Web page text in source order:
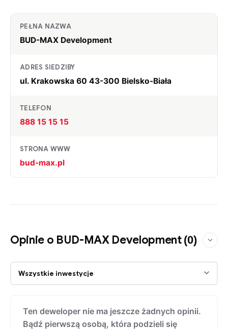
PEŁNA NAZWA
BUD-MAX Development
ADRES SIEDZIBY
ul. Krakowska 60 43-300 Bielsko-Biała
TELEFON
888 15 15 15
STRONA WWW
bud-max.pl
Opinie o BUD-MAX Development (0)
Ten deweloper nie ma jeszcze żadnych opinii.
Bądź pierwszą osobą, która podzieli się